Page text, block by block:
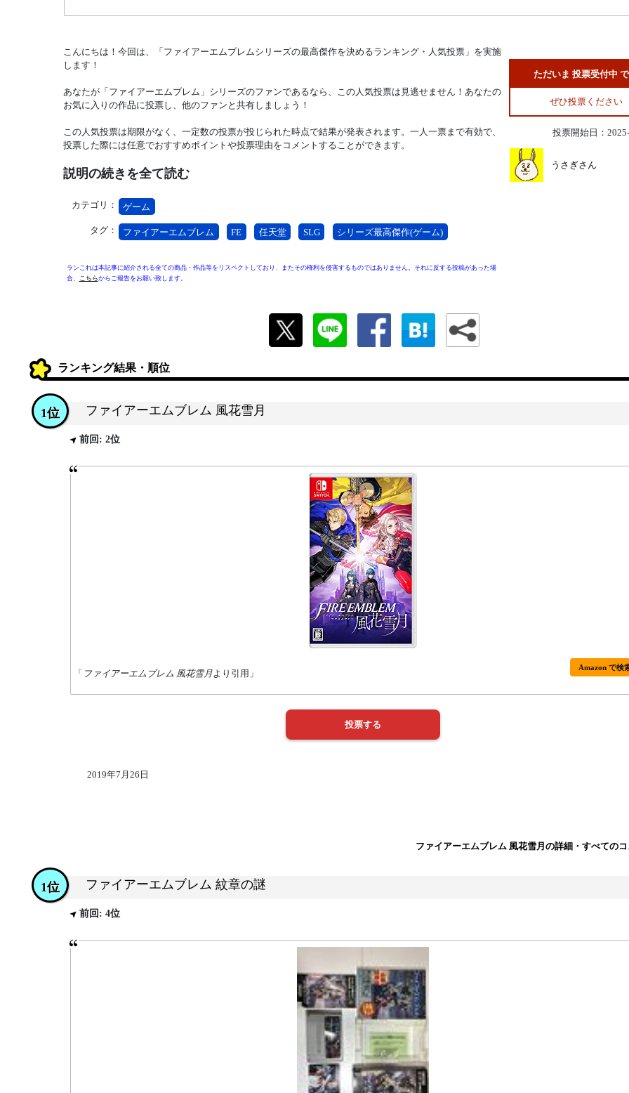
こんにちは！今回は、「ファイアーエムブレムシリーズの最高傑作を決めるランキング・人気投票」を実施
します！
あなたが「ファイアーエムブレム」シリーズのファンであるなら、この人気投票は見逃せません！あなたの
お気に入りの作品に投票し、他のファンと共有しましょう！
この人気投票は期限がなく、一定数の投票が投じられた時点で結果が発表されます。一人一票まで有効で、
投票した際には任意でおすすめポイントや投票理由をコメントすることができます。
説明の続きを全て読む
カテゴリ： ゲーム
タグ： ファイアーエムブレム FE 任天堂 SLG シリーズ最高傑作(ゲーム)
ランこれは本記事に紹介される全ての商品・作品等をリスペクトしており、またその権利を侵害するものではありません。それに反する投稿があった場
合、
こちらからご報告をお願い致します。
ただいま 投票受付中
ぜひ投票ください
投票開始日：
うさぎさん
ランキング結果・順位
ファイアーエムブレム 風花雪月
1位
前回: 2位
「 ファイアーエムブレム 風花雪月より引用」
Amazon で検
2019年7月26日
ファイアーエムブレム 風花雪月の詳細・すべての
ファイアーエムブレム 紋章の謎
1位
前回: 4位